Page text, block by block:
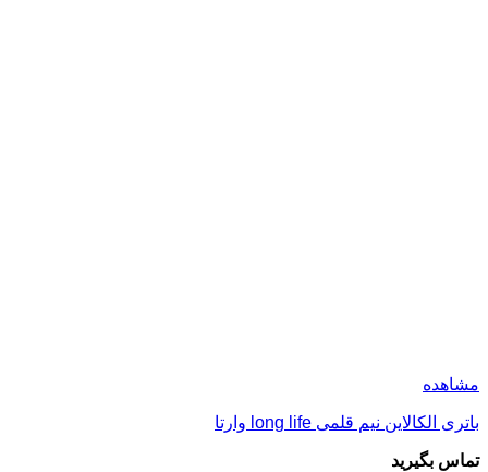
مشاهده
باتری الکالاین نیم قلمی long life وارتا
تماس بگیرید